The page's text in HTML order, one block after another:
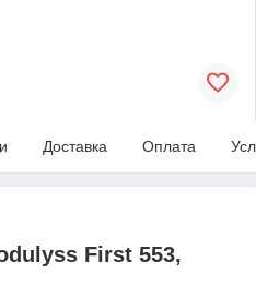
Доставка Оплата
First 553,